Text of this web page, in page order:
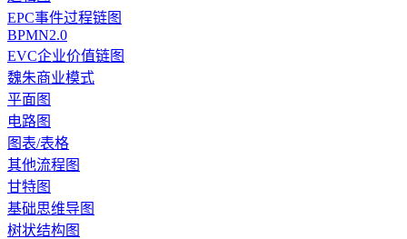
EPC事件过程链图
BPMN2.0
EVC企业价值链图
魏朱商业模式
平面图
电路图
图表/表格
其他流程图
甘特图
基础思维导图
树状结构图